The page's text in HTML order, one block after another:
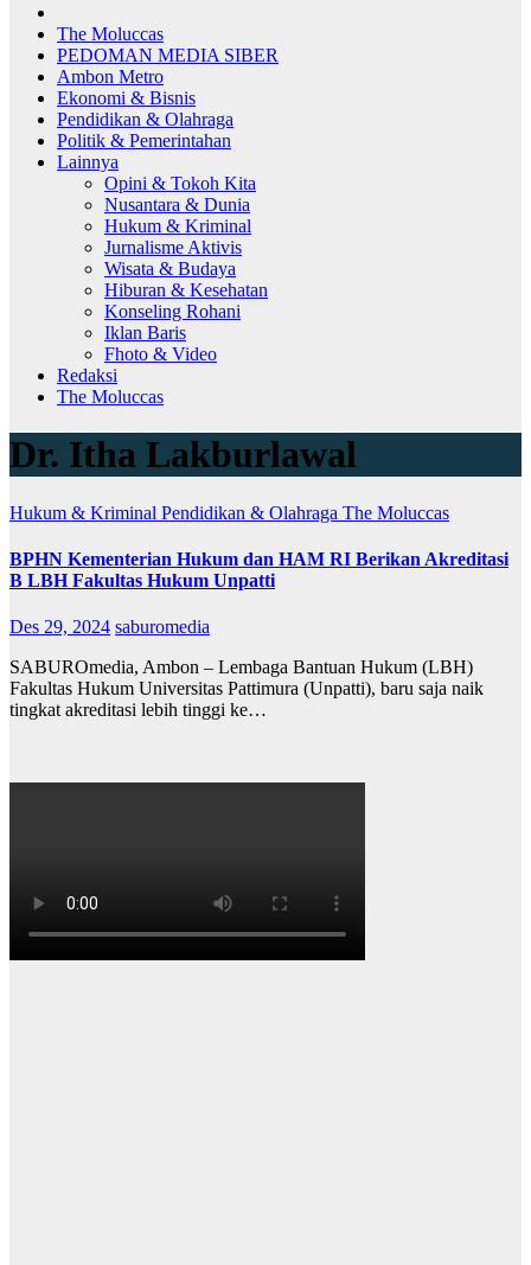
The Moluccas
PEDOMAN MEDIA SIBER
Ambon Metro
Ekonomi & Bisnis
Pendidikan & Olahraga
Politik & Pemerintahan
Lainnya
Opini & Tokoh Kita
Nusantara & Dunia
Hukum & Kriminal
Jurnalisme Aktivis
Wisata & Budaya
Hiburan & Kesehatan
Konseling Rohani
Iklan Baris
Fhoto & Video
Redaksi
The Moluccas
Dr. Itha Lakburlawal
Hukum & Kriminal Pendidikan & Olahraga The Moluccas
BPHN Kementerian Hukum dan HAM RI Berikan Akreditasi
B LBH Fakultas Hukum Unpatti
Des 29, 2024 saburomedia
SABUROmedia, Ambon – Lembaga Bantuan Hukum (LBH)
Fakultas Hukum Universitas Pattimura (Unpatti), baru saja naik
tingkat akreditasi lebih tinggi ke…